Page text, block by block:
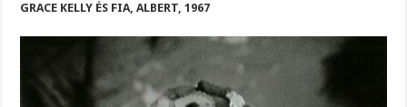
GRACE KELLY ÉS FIA, ALBERT, 1967